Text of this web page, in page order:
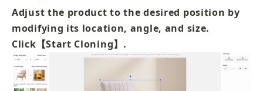
Adjust the product to the desired position by
modifying its location, angle, and size.
Click【Start Cloning】.